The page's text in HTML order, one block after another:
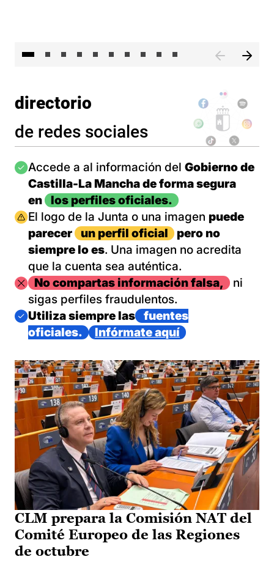
directorio
de redes sociales
Imagen
Accede a al información del Gobierno de
Castilla-La Mancha de forma segura
en
los perfiles oficiales.
Imagen
El logo de la Junta o una imagen puede
parecer
un perfil oficial
pero no
siempre lo es. Una imagen no acredita
que la cuenta sea auténtica.
ImagenNo compartas información falsa,
ni
sigas perfiles fraudulentos.
Imagen
Utiliza siempre las
fuentes
oficiales.
Infórmate aquí
CLM prepara la Comisión NAT del
Comité Europeo de las Regiones
de octubre